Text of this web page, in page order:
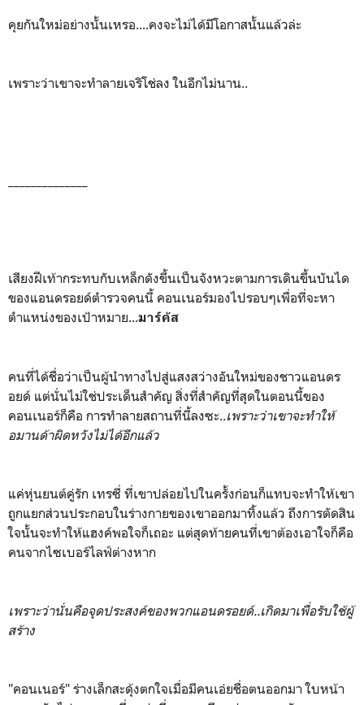
คุยกันใหม่อย่างนั้นเหรอ....คงจะไม่ได้มีโอกาสนั้นแล้วล่ะ
เพราะว่าเขาจะทำลายเจริโช่ลง ในอีกไม่นาน..
เสียงฝีเท้ากระทบกับเหล็กดังขึ้นเป็นจังหวะตามการเดินขึ้นบันได
ของแอนดรอยด์ตำรวจคนนี้ คอนเนอร์มองไปรอบๆเพื่อที่จะหา
ตำแหน่งของเป้าหมาย...มาร์คัส
คนที่ได้ชื่อว่าเป็นผู้นำทางไปสู่แสงสว่างอันใหม่ของชาวแอนดร
อยด์ แต่นั่นไม่ใช่ประเด็นสำคัญ สิ่งที่สำคัญที่สุดในตอนนี้ของ
คอนเนอร์ก็คือ การทำลายสถานที่นี้ลงซะ..เพราะว่าเขาจะทำให้
อมานด้าผิดหวังไม่ได้อีกแล้ว
แค่หุ่นยนต์คู่รัก เทรซี่ ที่เขาปล่อยไปในครั้งก่อนก็แทบจะทำให้เขา
ถูกแยกส่วนประกอบในร่างกายของเขาออกมาทิ้งแล้ว ถึงการตัดสิน
ใจนั้นจะทำให้แฮงค์พอใจก็เถอะ แต่สุดท้ายคนที่เขาต้องเอาใจก็คือ
คนจากไซเบอร์ไลฟ์ต่างหาก
เพราะว่านั่นคือจุดประสงค์ของพวกแอนดรอยด์..เกิดมาเพื่อรับใช้ผู้
สร้าง
"คอนเนอร์" ร่างเล็กสะดุ้งตกใจเมื่อมีคนเอ่ยชื่อตนออกมา ใบหน้า